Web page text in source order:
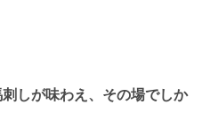
しが味わえ、その場でしか